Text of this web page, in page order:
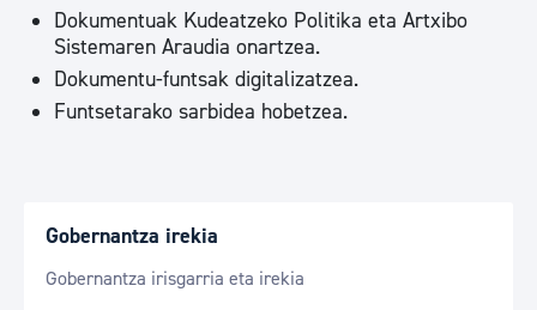
Dokumentuak Kudeatzeko Politika eta Artxibo
Sistemaren Araudia onartzea.
Dokumentu-funtsak digitalizatzea.
Funtsetarako sarbidea hobetzea.
Gobernantza irekia
Gobernantza irisgarria eta irekia